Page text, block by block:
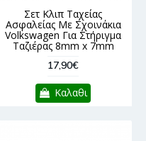
Σετ Κλιπ Ταχείας
Ασφαλείας Με Σχοινάκια
Volkswagen Για Στήριγμα
Ταζιέρας 8mm x 7mm
17,90€
Καλαθι